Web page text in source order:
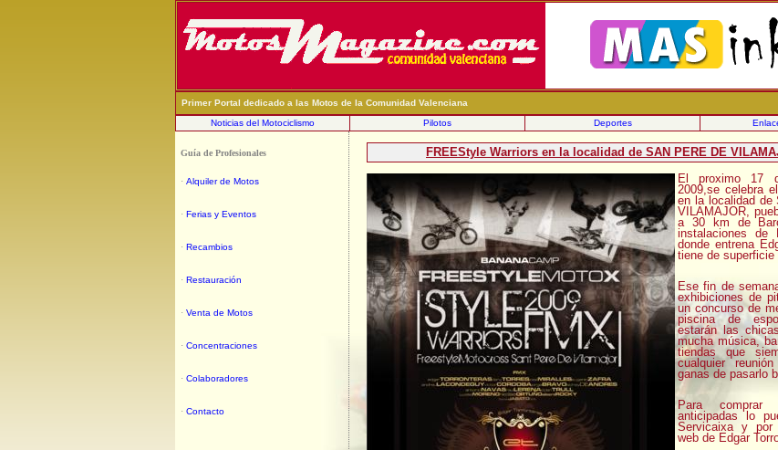
Primer Portal dedicado a las Motos de la Comunidad Valenciana
Noticias del Motociclismo Pilotos Deportes
Guía de Profesionales
· Alquiler de Motos
· Ferias y Eventos
· Recambios
· Restauración
· Venta de Motos
· Concentraciones
· Colaboradores
· Contacto
FREEStyle Warriors en la localidad de SAN PERE DE
El proximo 17
2009,se celebra
en la localidad de
VILAMAJOR,
a 30 km de
instalaciones de
donde entrena
tiene de superficie
Ese fin de
exhibiciones de
un concurso de
piscina de
estarán las
mucha música,
tiendas que
cualquier
ganas de pasarlo
Para comprar
anticipadas lo
Servicaixa y
web de Edgar